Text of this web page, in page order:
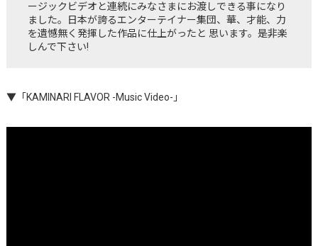
ージックビデオと連続にみなさまにお渡しできる事になり
ました。日本が誇るエンターテイナー集団、華、才能、力
を遺憾無く発揮した作品に仕上がったと 思います。是非楽
しんで下さい!
▼「KAMINARI FLAVOR -Music Video-」